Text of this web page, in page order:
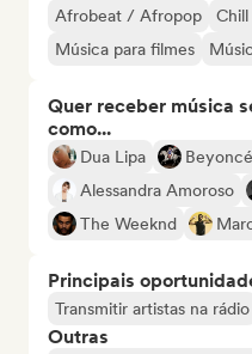
Afrobeat / Afropop
Música para filmes
Quer receber música
como...
Dua Lipa Beyoncé
Alessandra Amoroso
The Weeknd
Principais
Transmitir artistas na rádio
Outras